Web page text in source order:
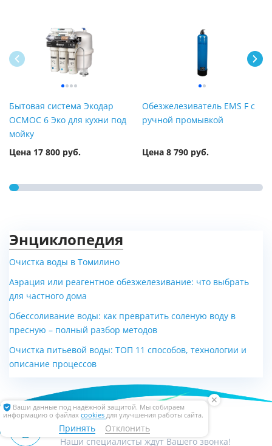
Бытовая система Экодар
ОСМОС 6 Эко для кухни под
мойку
Цена 17 800 руб.
Обезжелезиватель EMS F с
ручной промывкой
Цена 8 790 руб.
Конденсационный
500 кВт с автоматикой...
Энциклопедия
Очистка воды в Томилино
Аэрация или реагентное обезжелезивание: что выбрать
для частного дома
Обессоливание воды: как превратить соленую воду в
пресную – полный разбор методов
Очистка питьевой воды: ТОП 11 способов, технологии и
описание процессов
+7 (495) 232 52 62
Наши специалисты ждут Вашего звонка!
Ваши данные под надёжной защитой. Мы собираем
информацию о файлах cookies для улучшения работы сайта.
Принять Отклонить
✕